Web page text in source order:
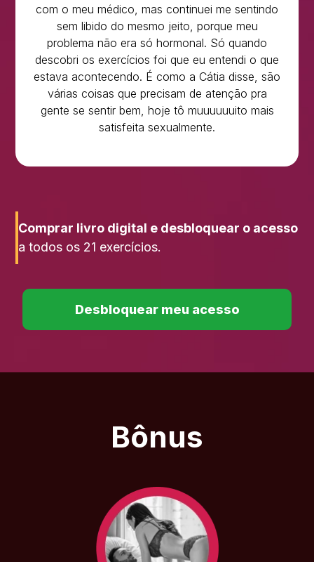
com o meu médico, mas continuei me sentindo
sem libido do mesmo jeito, porque meu
problema não era só hormonal. Só quando
descobri os exercícios foi que eu entendi o que
estava acontecendo. É como a Cátia disse, são
várias coisas que precisam de atenção pra
gente se sentir bem, hoje tô muuuuuuito mais
satisfeita sexualmente.
Comprar livro digital e desbloquear o acesso
a todos os 21 exercícios.
Desbloquear meu acesso
Bônus